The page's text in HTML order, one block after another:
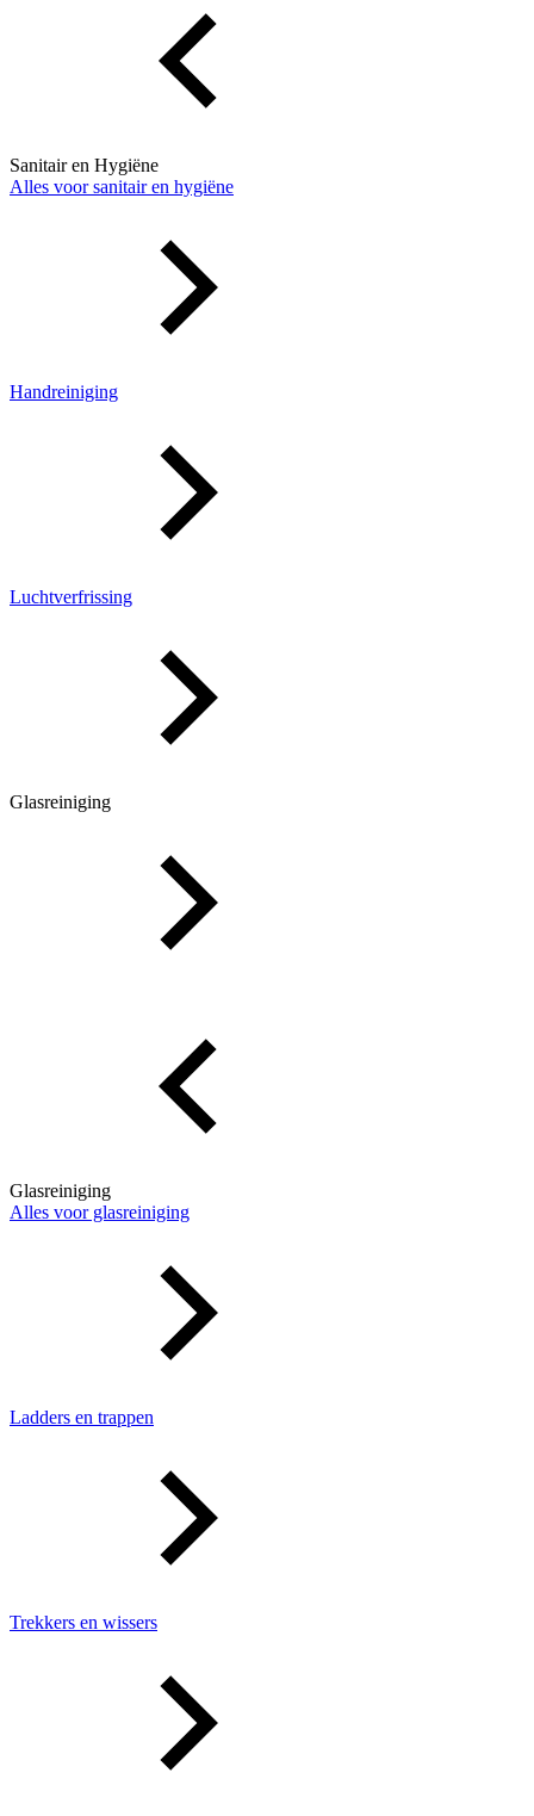
Sanitair en Hygiëne
Alles voor sanitair en hygiëne
Handreiniging
Luchtverfrissing
Glasreiniging
Glasreiniging
Alles voor glasreiniging
Ladders en trappen
Trekkers en wissers